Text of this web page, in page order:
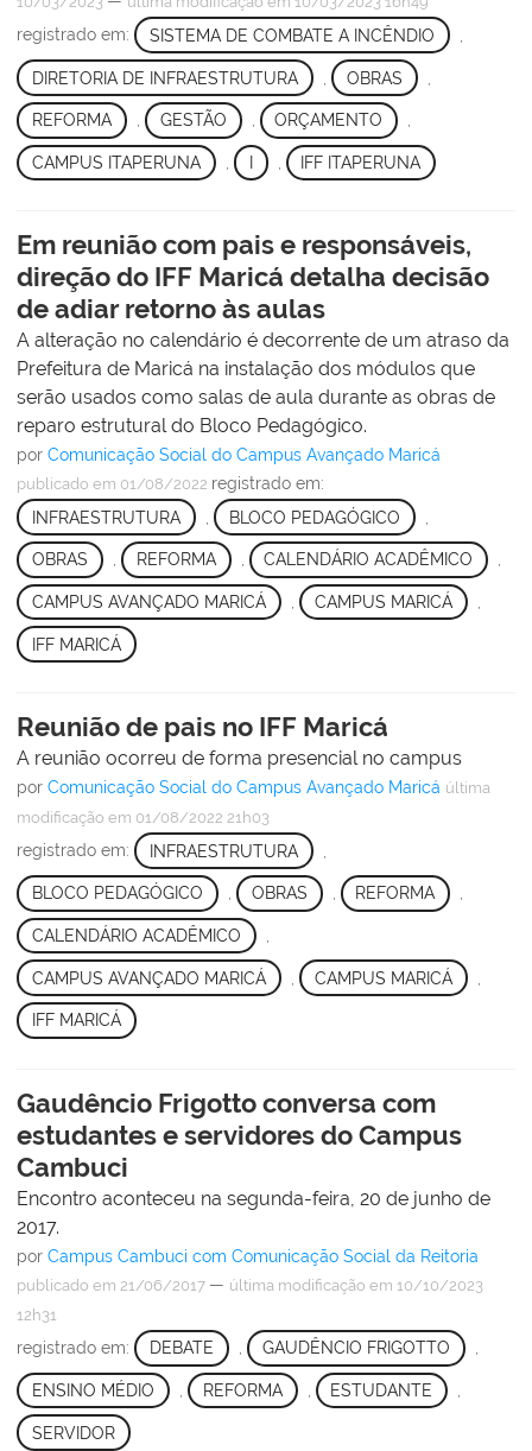
registrado em: SISTEMA DE COMBATE A INCÊNDIO
DIRETORIA DE INFRAESTRUTURA OBRAS
REFORMA , GESTÃO , ORÇAMENTO ,
CAMPUS ITAPERUNA IFF ITAPERUNA
Em reunião com pais e responsáveis,
direção do IFF Maricá detalha decisão
de adiar retorno às aulas
A alteração no calendário é decorrente de um atraso da
Prefeitura de Maricá na instalação dos módulos que
serão usados como salas de aula durante as obras de
reparo estrutural do Bloco Pedagógico.
por Comunicação Social do Campus Avançado Maricá
publicado em 01/08/2022 registrado em:
INFRAESTRUTURA
BLOCO PEDAGÓGICO
OBRAS , REFORMA , CALENDÁRIO ACADÊMICO ,
CAMPUS AVANÇADO MARICÁ CAMPUS MARICÁ
IFF MARICÁ
Reunião de pais no IFF Maricá
A reunião ocorreu de forma presencial no campus
por Comunicação Social do Campus Avançado Maricá última
modificação em 01/08/2022 21h03
registrado em: INFRAESTRUTURA
BLOCO PEDAGÓGICO , OBRAS , REFORMA ,
CALENDÁRIO ACADÊMICO
CAMPUS AVANÇADO MARICÁ CAMPUS MARICÁ
IFF MARICÁ
Gaudêncio Frigotto conversa com
estudantes e servidores do Campus
Cambuci
Encontro aconteceu na segunda-feira, 20 de junho de
2017.
por Campus Cambuci com Comunicação Social da Reitoria
publicado em 21/06/2017 — última modificação em 10/10/2023
12h31
registrado em: DEBATE GAUDÊNCIO FRIGOTTO
ENSINO MÉDIO REFORMA ESTUDANTE
SERVIDOR